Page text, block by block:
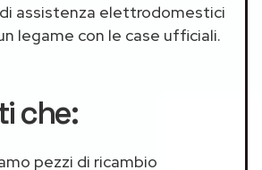
assistenza elettrodomestici
legame con le case ufficiali.
che:
pezzi di ricambio